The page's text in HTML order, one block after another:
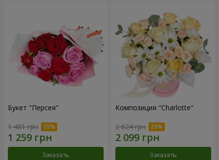
Букет "Персея"
1 481 грн
Заказать
Композиция "Charlotte"
2 624 грн
Заказать